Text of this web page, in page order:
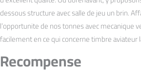
dessous structure avec salle de jeu un brin.
l’opportunite de nos tonnes avec mecanique
facilement en ce qui concerne timbre aviateur
Recompense